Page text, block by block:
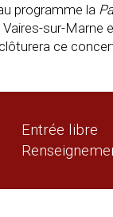
programme la
sur-Marne
ce
Entrée libre